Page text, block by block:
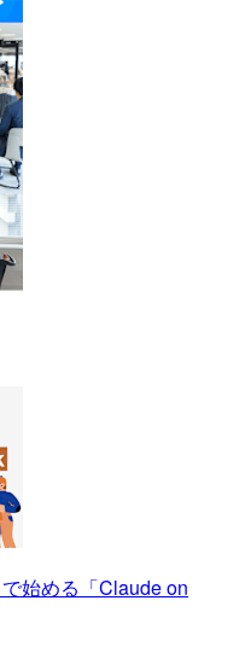
始める「Claude on